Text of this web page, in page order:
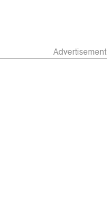
Advertisement